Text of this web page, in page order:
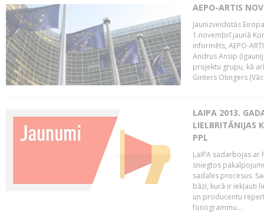
AEPO-ARTIS
Jaunizveidotās
1.novembrī jaunā
informēts, AEPO-
Andrus Ansip
projektu grupu, kā
Ginters Otingers
LAIPA 2013.
LIELBRITĀNIJAS
PPL
LaIPA sadarbojas
sniegtos
sadales procesus.
bāzi, kurā ir iekļauti
un producentu
fonogrammu...